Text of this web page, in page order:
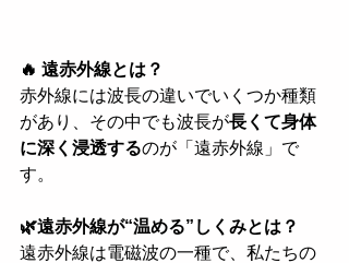
🔥 遠赤外線とは？
赤外線には波長の違いでいくつか種類
があり、その中でも波長が長くて身体
に深く浸透するのが「遠赤外線」で
す。
🌿遠赤外線が“温める”しくみとは？
遠赤外線は電磁波の一種で、私たちの